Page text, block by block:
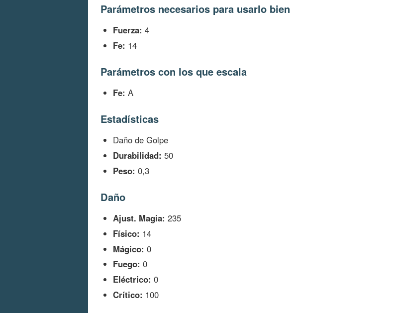
Parámetros necesarios para usarlo bien
Fuerza: 4
Fe: 14
Parámetros con los que escala
Fe: A
Estadísticas
Daño de Golpe
Durabilidad: 50
Peso: 0,3
Daño
Ajust. Magia: 235
Físico: 14
Mágico: 0
Fuego: 0
Eléctrico: 0
Crítico: 100